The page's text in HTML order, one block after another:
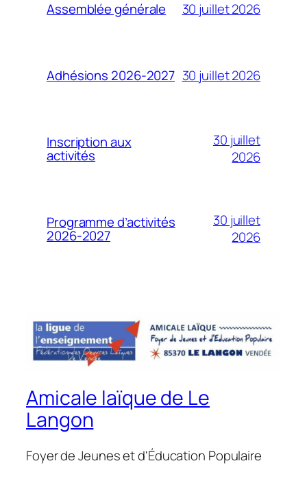
Assemblée générale 30 juillet 2026
Adhésions 2026-2027 30 juillet 2026
Inscription aux
activités
30 juillet
2026
Programme d’activités
2026-2027
30 juillet
2026
Amicale laïque de Le
Langon
Foyer de Jeunes et d'Éducation Populaire